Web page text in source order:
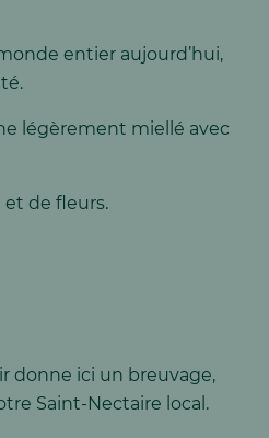
entier aujourd’hui,
légèrement miellé avec
et de fleurs.
donne ici un breuvage,
Saint-Nectaire local.